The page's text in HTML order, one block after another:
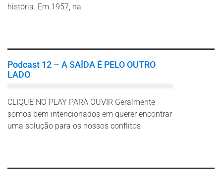
história. Em 1957, na
Podcast 12 – A SAÍDA É PELO OUTRO
LADO
CLIQUE NO PLAY PARA OUVIR Geralmente
somos bem intencionados em querer encontrar
uma solução para os nossos conflitos